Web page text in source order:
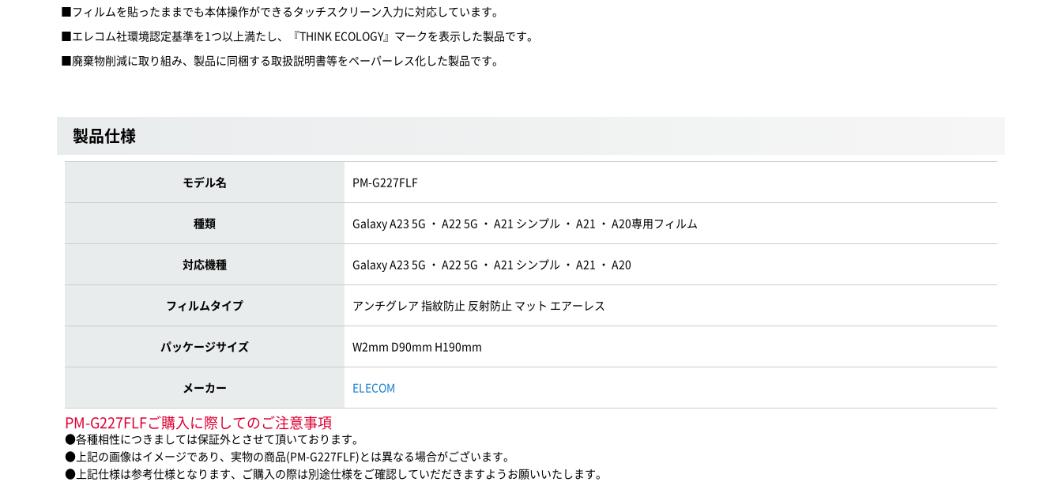
■フィルムを貼ったままでも本体操作ができるタッチスクリーン入力に対応しています。
■エレコム社環境認定基準を1つ以上満たし、『THINK ECOLOGY』マークを表示した製品です。
■廃棄物削減に取り組み、製品に同梱する取扱説明書等をペーパーレス化した製品です。
製品仕様
モデル名 PM-G227FLF
種類 Galaxy A23 5G ・ A22 5G ・ A21 シンプル ・ A21 ・ A20専用フィルム
対応機種 Galaxy A23 5G ・ A22 5G ・ A21 シンプル ・ A21 ・ A20
フィルムタイプ アンチグレア 指紋防止 反射防止 マット エアーレス
パッケージサイズ W2mm D90mm H190mm
メーカー ELECOM
PM-G227FLFご購入に際してのご注意事項
●各種相性につきましては保証外とさせて頂いております。
●上記の画像はイメージであり、実物の商品(PM-G227FLF)とは異なる場合がございます。
●上記仕様は参考仕様となります、ご購入の際は別途仕様をご確認していだだきますようお願いいたします。